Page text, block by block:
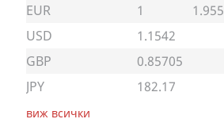
EUR 1
1.955
USD
1.1542
GBP
0.85705
JPY
182.17
виж всички